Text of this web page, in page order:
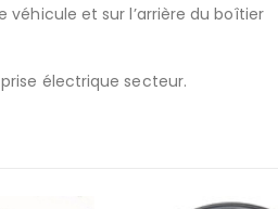
et sur l’arrière du boîtier
électrique secteur.